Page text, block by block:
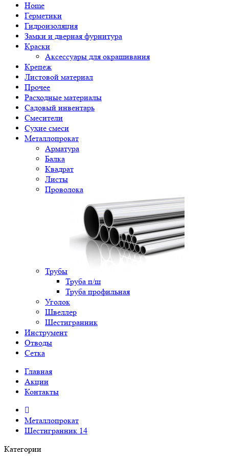
Home
Герметики
Гидроизоляция
Замки и дверная фурнитура
Краски
Аксессуары для окрашивания
Крепеж
Листовой материал
Прочее
Расходные материалы
Садовый инвентарь
Смесители
Сухие смеси
Металлопрокат
Арматура
Балка
Квадрат
Листы
Проволока
Трубы
Труба п/ш
Труба профильная
Уголок
Швеллер
Шестигранник
Инструмент
Отводы
Сетка
Главная
Акции
Контакты
Металлопрокат
Шестигранник 14
Категории